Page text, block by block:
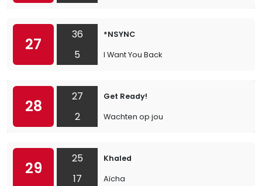
27
36
5
*NSYNC
I Want You Back
28
27
2
Get Ready!
Wachten op jou
29
25
17
Khaled
Aïcha